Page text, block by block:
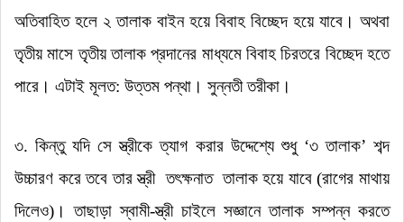
অতিবাহিত হলে ২ তালাক বাইন হয়ে বিবাহ বিচ্ছেদ হয়ে যাবে। অথবা
তৃতীয় মাসে তৃতীয় তালাক প্রদানের মাধ্যমে বিবাহ চিরতরে বিচ্ছেদ হতে
পারে। এটাই মূলত: উত্তম পন্থা। সুন্নতী তরীকা।
৩. কিন্তু যদি সে স্ত্রীকে ত্যাগ করার উদ্দেশ্যে শুধু ‘৩ তালাক’ শব্দ
উচ্চারণ করে তবে তার স্ত্রী তৎক্ষনাত তালাক হয়ে যাবে (রাগের মাথায়
দিলেও)।
তাছাড়া স্বামী-স্ত্রী চাইলে সজ্ঞানে তালাক সম্পন্ন করতে